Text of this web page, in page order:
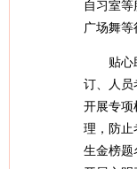
自习室
广场舞等
贴心
订、人员
开展专项
理，防止
生金榜题